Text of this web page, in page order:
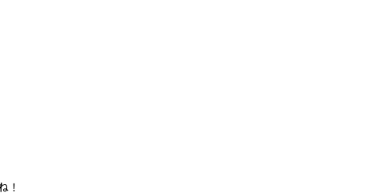
！